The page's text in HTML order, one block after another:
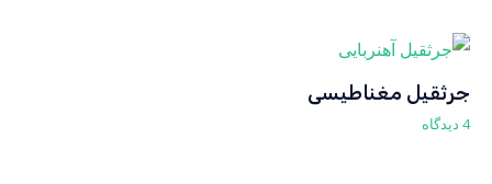
جرثقیل مغناطیسی
4 دیدگاه